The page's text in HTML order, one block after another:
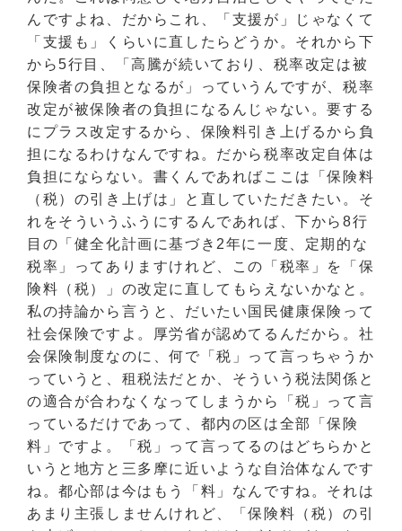
んですよね、だからこれ、「支援が」じゃなくて
「支援も」くらいに直したらどうか。それから下
から5行目、「高騰が続いており、税率改定は被
保険者の負担となるが」っていうんですが、税率
改定が被保険者の負担になるんじゃない。要する
にプラス改定するから、保険料引き上げるから負
担になるわけなんですね。だから税率改定自体は
負担にならない。書くんであればここは「保険料
（税）の引き上げは」と直していただきたい。そ
れをそういうふうにするんであれば、下から8行
目の「健全化計画に基づき2年に一度、定期的な
税率」ってありますけれど、この「税率」を「保
険料（税）」の改定に直してもらえないかなと。
私の持論から言うと、だいたい国民健康保険って
社会保険ですよ。厚労省が認めてるんだから。社
会保険制度なのに、何で「税」って言っちゃうか
っていうと、租税法だとか、そういう税法関係と
の適合が合わなくなってしまうから「税」って言
っているだけであって、都内の区は全部「保険
料」ですよ。「税」って言ってるのはどちらかと
いうと地方と三多摩に近いような自治体なんです
ね。都心部は今はもう「料」なんですね。それは
あまり主張しませんけれど、「保険料（税）の引